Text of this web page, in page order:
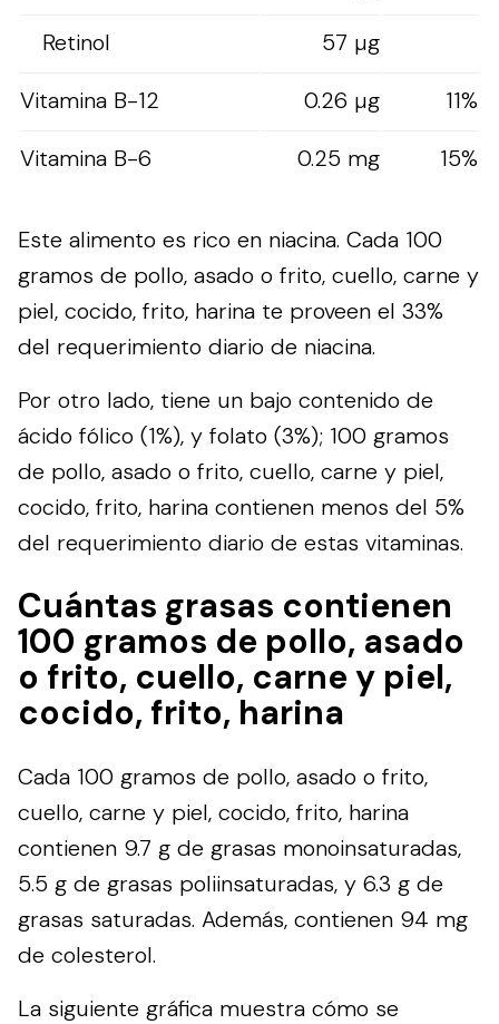
Retinol
57 µg
Vitamina B-12
0.26 µg
11%
Vitamina B-6
0.25 mg 15%
Este alimento es rico en niacina. Cada 100
gramos de pollo, asado o frito, cuello, carne y
piel, cocido, frito, harina te proveen el 33%
del requerimiento diario de niacina.
Por otro lado, tiene un bajo contenido de
ácido fólico (1%), y folato (3%); 100 gramos
de pollo, asado o frito, cuello, carne y piel,
cocido, frito, harina contienen menos del 5%
del requerimiento diario de estas vitaminas.
Cuántas grasas contienen
100 gramos de pollo, asado
o frito, cuello, carne y piel,
cocido, frito, harina
Cada 100 gramos de pollo, asado o frito,
cuello, carne y piel, cocido, frito, harina
contienen 9.7 g de grasas monoinsaturadas,
5.5 g de grasas poliinsaturadas, y 6.3 g de
grasas saturadas. Además, contienen 94 mg
de colesterol.
La siguiente gráfica muestra cómo se